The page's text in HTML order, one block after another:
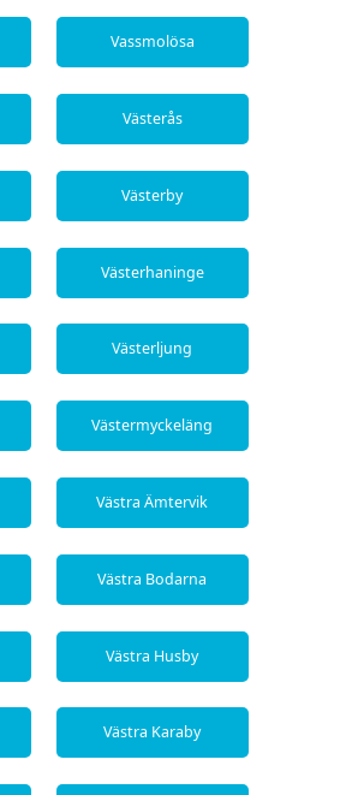
Vassmolösa
Västerås
Västerby
Västerhaninge
Västerljung
Västermyckeläng
Västra Ämtervik
Västra Bodarna
Västra Husby
Västra Karaby